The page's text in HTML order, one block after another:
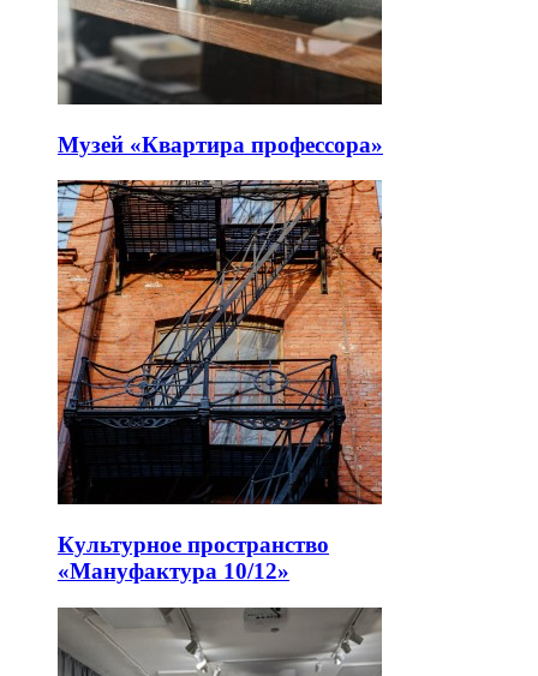
Музей «Квартира профессора»
Культурное пространство
«Мануфактура 10/12»